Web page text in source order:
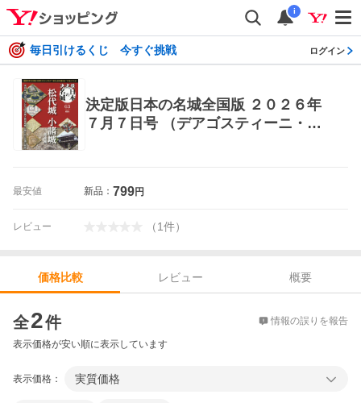
i
毎日引けるくじ 今すぐ挑戦 ログイン
決定版日本の名城全国版 ２０２６年
７月７日号 （デアゴスティーニ・ジ
最安値 新品： 799円
レビュー （1件）
価格比較 レビュー
概要
全2件 情報の誤りを報告
表示価格が安い順に表示しています
表示価格： 実質価格